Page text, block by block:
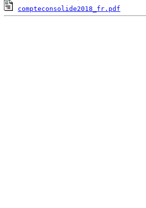
compteconsolide2018_fr.pdf